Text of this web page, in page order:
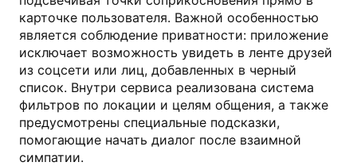
карточке пользователя. Важной особенностью
является соблюдение приватности: приложение
исключает возможность увидеть в ленте друзей
из соцсети или лиц, добавленных в черный
список. Внутри сервиса реализована система
фильтров по локации и целям общения, а также
предусмотрены специальные подсказки,
помогающие начать диалог после взаимной
симпатии.